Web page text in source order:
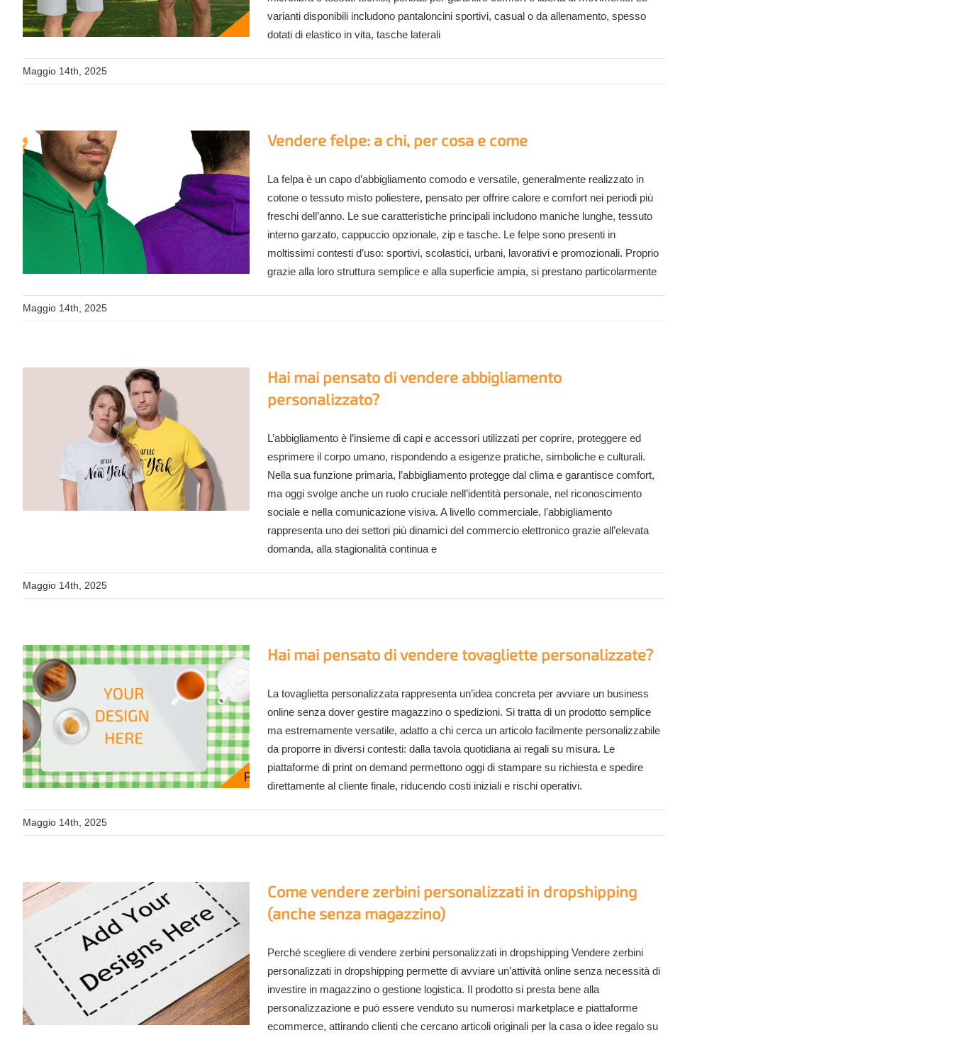
varianti disponibili includono pantaloncini sportivi, casual o da allenamento, spesso
dotati di elastico in vita, tasche laterali
Maggio 14th, 2025
Vendere felpe: a chi, per cosa e come
La felpa è un capo d’abbigliamento comodo e versatile, generalmente realizzato in
cotone o tessuto misto poliestere, pensato per offrire calore e comfort nei periodi più
freschi dell’anno. Le sue caratteristiche principali includono maniche lunghe, tessuto
interno garzato, cappuccio opzionale, zip e tasche. Le felpe sono presenti in
moltissimi contesti d’uso: sportivi, scolastici, urbani, lavorativi e promozionali. Proprio
grazie alla loro struttura semplice e alla superficie ampia, si prestano particolarmente
Maggio 14th, 2025
Hai mai pensato di vendere abbigliamento
personalizzato?
L’abbigliamento è l’insieme di capi e accessori utilizzati per coprire, proteggere ed
esprimere il corpo umano, rispondendo a esigenze pratiche, simboliche e culturali.
Nella sua funzione primaria, l’abbigliamento protegge dal clima e garantisce comfort,
ma oggi svolge anche un ruolo cruciale nell’identità personale, nel riconoscimento
sociale e nella comunicazione visiva. A livello commerciale, l’abbigliamento
rappresenta uno dei settori più dinamici del commercio elettronico grazie all’elevata
domanda, alla stagionalità continua e
Maggio 14th, 2025
Hai mai pensato di vendere tovagliette personalizzate?
La tovaglietta personalizzata rappresenta un’idea concreta per avviare un business
online senza dover gestire magazzino o spedizioni. Si tratta di un prodotto semplice
ma estremamente versatile, adatto a chi cerca un articolo facilmente personalizzabile
da proporre in diversi contesti: dalla tavola quotidiana ai regali su misura. Le
piattaforme di print on demand permettono oggi di stampare su richiesta e spedire
direttamente al cliente finale, riducendo costi iniziali e rischi operativi.
Maggio 14th, 2025
Come vendere zerbini personalizzati in dropshipping
(anche senza magazzino)
Perché scegliere di vendere zerbini personalizzati in dropshipping Vendere zerbini
personalizzati in dropshipping permette di avviare un’attività online senza necessità di
investire in magazzino o gestione logistica. Il prodotto si presta bene alla
personalizzazione e può essere venduto su numerosi marketplace e piattaforme
ecommerce, attirando clienti che cercano articoli originali per la casa o idee regalo su